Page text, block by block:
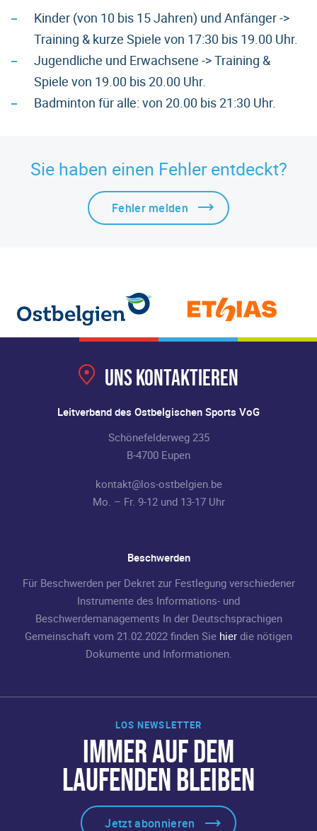
Kinder (von 10 bis 15 Jahren) und Anfänger ->
Training & kurze Spiele von 17:30 bis 19.00 Uhr.
Jugendliche und Erwachsene -> Training &
Spiele von 19.00 bis 20.00 Uhr.
Badminton für alle: von 20.00 bis 21:30 Uhr.
Sie haben einen Fehler entdeckt?
Fehler melden
LOS NEWSLETTER
IMMER AUF DEM
LAUFENDEN BLEIBEN
Jetzt abonnieren
Uns kontaktieren
Leitverband des Ostbelgischen Sports VoG
Schönefelderweg 235
B-4700 Eupen
kontakt@los-ostbelgien.be
Mo. – Fr. 9-12 und 13-17 Uhr
Beschwerden
Für Beschwerden per Dekret zur Festlegung verschiedener
Instrumente des Informations- und
Beschwerdemanagements In der Deutschsprachigen
Gemeinschaft vom 21.02.2022 finden Sie hier die nötigen
Dokumente und Informationen.